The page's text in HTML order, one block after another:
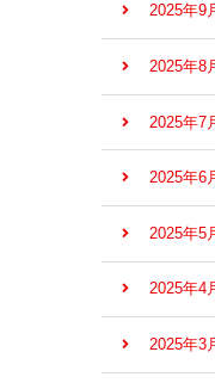
2025年9
2025年8
2025年7
2025年6
2025年5
2025年4
2025年3